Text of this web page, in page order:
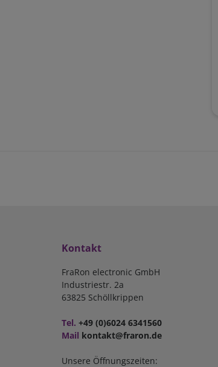
Kontakt
FraRon electronic GmbH
Industriestr. 2a
63825 Schöllkrippen
Tel. +49 (0)6024 6341560
Mail kontakt@fraron.de
Unsere Öffnungszeiten: